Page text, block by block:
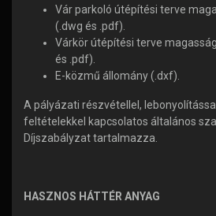
Vár parkoló útépítési terve
(.dwg és .pdf).
Várkör útépítési terve
és .pdf).
E-közmű állomány (.dxf).
A pályázati részvétellel,
feltételekkel kapcsolatos általános
Díjszabályzat tartalmazza.
HASZNOS HÁTTÉR ANYAG